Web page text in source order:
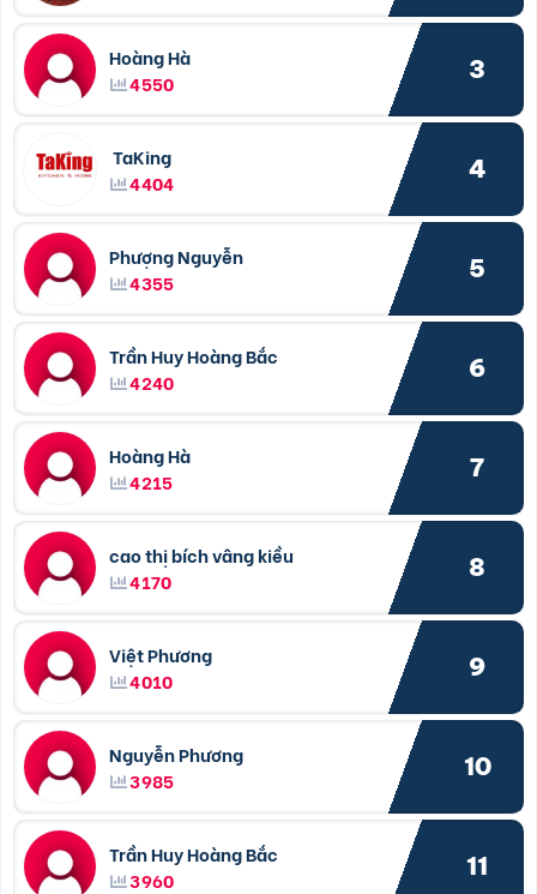
Hoàng Hà
4550
3
TaKing
4404
4
Phượng Nguyễn
4355
5
Trần Huy Hoàng Bắc
4240
6
Hoàng Hà
4215
7
cao thị bích vâng kiều
4170
8
Việt Phương
4010
9
Nguyễn Phương
3985
10
Trần Huy Hoàng Bắc
3960
11